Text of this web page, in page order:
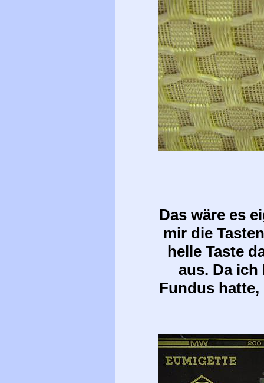
Das wäre es
mir die
helle Taste
aus. Da ich
Fundus